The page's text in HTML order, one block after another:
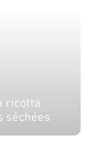
ricotta
séchées